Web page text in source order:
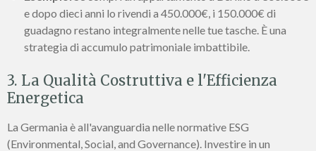
e dopo dieci anni lo rivendi a 450.000€, i 150.000€ di
guadagno restano integralmente nelle tue tasche. È una
strategia di accumulo patrimoniale imbattibile.
3. La Qualità Costruttiva e l'Efficienza
Energetica
La Germania è all'avanguardia nelle normative ESG
(Environmental, Social, and Governance). Investire in un